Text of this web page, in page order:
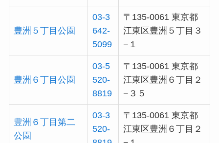
豊洲５丁目公園
03-3
642-
5099
〒135-0061 東京都
江東区豊洲５丁目３
−１
豊洲６丁目公園
03-5
520-
8819
〒135-0061 東京都
江東区豊洲６丁目２
−３５
豊洲６丁目第二
公園
03-3
520-
〒135-0061 東京都
江東区豊洲６丁目２